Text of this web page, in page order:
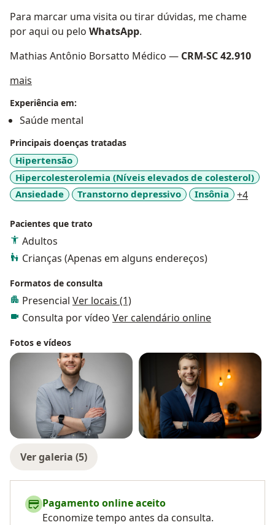
Para marcar uma visita ou tirar dúvidas, me chame
por aqui ou pelo WhatsApp.
Mathias Antônio Borsatto Médico — CRM-SC 42.910
mais
Experiência em:
Saúde mental
Principais doenças tratadas
Hipertensão
Hipercolesterolemia (Níveis elevados de colesterol)
Ansiedade
Transtorno depressivo Insônia +4
Pacientes que trato
Adultos
Crianças (Apenas em alguns endereços)
Formatos de consulta
Presencial Ver locais (1)
Consulta por vídeo Ver calendário online
Fotos e vídeos
Ver galeria (5)
Pagamento online aceito
Economize tempo antes da consulta.